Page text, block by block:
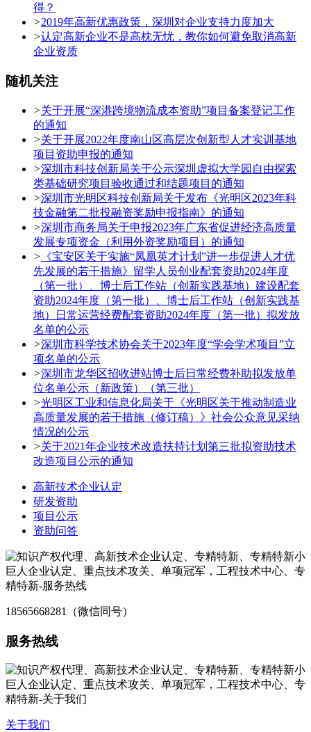
得？
>2019年高新优惠政策，深圳对企业支持力度加大
>认定高新企业不是高枕无忧，教你如何避免取消高新
企业资质
随机关注
>关于开展“深港跨境物流成本资助”项目备案登记工作
的通知
>关于开展2022年度南山区高层次创新型人才实训基地
项目资助申报的通知
>深圳市科技创新局关于公示深圳虚拟大学园自由探索
类基础研究项目验收通过和结题项目的通知
>深圳市光明区科技创新局关于发布《光明区2023年科
技金融第二批投融资奖励申报指南》的通知
>深圳市商务局关于申报2023年广东省促进经济高质量
发展专项资金（利用外资奖励项目）的通知
> 《宝安区关于实施“凤凰英才计划”进一步促进人才优
先发展的若干措施》留学人员创业配套资助2024年度
（第一批）、博士后工作站（创新实践基地）建设配套
资助2024年度（第一批）、博士后工作站（创新实践基
地）日常运营经费配套资助2024年度（第一批）拟发放
名单的公示
>深圳市科学技术协会关于2023年度“学会学术项目”立
项名单的公示
>深圳市龙华区招收进站博士后日常经费补助拟发放单
位名单公示（新政策）（第三批）
>光明区工业和信息化局关于《光明区关于推动制造业
高质量发展的若干措施（修订稿）》社会公众意见采纳
情况的公示
>关于2021年企业技术改造扶持计划第三批拟资助技术
改造项目公示的通知
高新技术企业认定
研发资助
项目公示
资助问答
18565668281（微信同号）
服务热线
关于我们